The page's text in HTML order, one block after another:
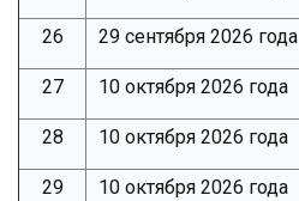
26 29 сентября 2026 года
27 10 октября 2026 года
28 10 октября 2026 года
29 10 октября 2026 года